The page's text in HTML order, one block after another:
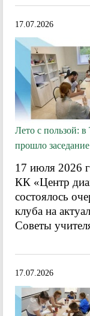
17.07.2026
Лето с пользой:
прошло
17 июля 2026
КК «Центр
состоялось
клуба на
Советы
17.07.2026